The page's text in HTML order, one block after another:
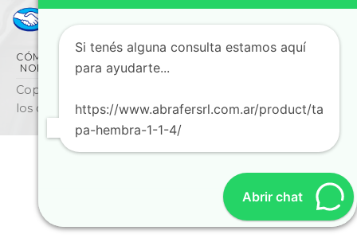
CÓMO COMPRAR CONDICIONES
NORMAS IRAM
BLOG SUCURSALES
Copyright © 2026 ABRAFER SRL - Todos
los derechos reservados
Si tenés alguna consulta estamos aquí
para ayudarte...
https://www.abrafersrl.com.ar/product/ta
pa-hembra-1-1-4/
Abrir chat